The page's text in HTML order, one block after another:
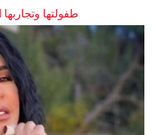
طفولتها وتجاربها